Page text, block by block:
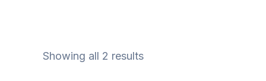
Showing all 2 results